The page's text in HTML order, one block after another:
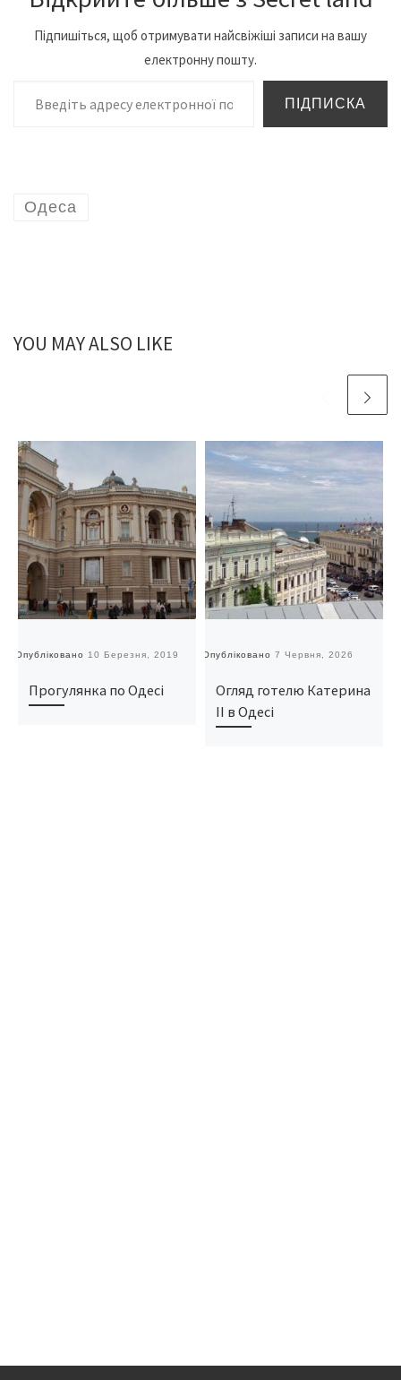
Підпишіться, щоб отримувати найсвіжіші записи на вашу
електронну пошту.
Введіть адресу електронної пошти…
ПІДПИСКА
Одеса
YOU MAY ALSO LIKE
Опубліковано 10 Березня, 2019
Прогулянка по Одесі
Опубліковано 7 Червня, 2026
Огляд готелю Катерина
II в Одесі